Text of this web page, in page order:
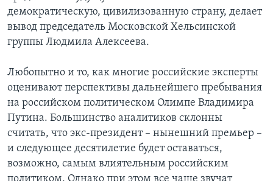
демократическую, цивилизованную страну, делает
вывод председатель Московской Хельсинской
группы Людмила Алексеева.
Любопытно и то, как многие российские эксперты
оценивают перспективы дальнейшего пребывания
на российском политическом Олимпе Владимира
Путина. Большинство аналитиков склонны
считать, что экс-президент – нынешний премьер –
и следующее десятилетие будет оставаться,
возможно, самым влиятельным российским